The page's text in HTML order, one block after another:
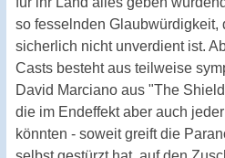
so fesselnden Glaubwürdigkeit,
sicherlich nicht unverdient ist.
Casts besteht aus teilweise
David Marciano aus "The
die im Endeffekt aber auch
könnten - soweit greift die